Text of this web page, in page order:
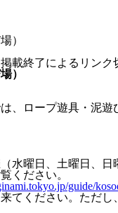
）
載終了によるリン
）
、ロープ遊具・泥
水曜日、土曜日、日
ください。
guide/
てください。ただし